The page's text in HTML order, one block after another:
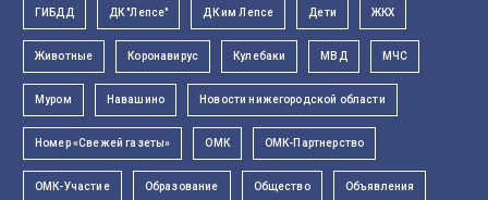
ГИБДД ДК "Лепсе" ДК им Лепсе Дети ЖКХ
Животные Коронавирус Кулебаки МВД МЧС
Муром Навашино Новости нижегородской области
Номер «Свежей газеты» ОМК ОМК-Партнерство
ОМК-Участие Образование Общество Объявления